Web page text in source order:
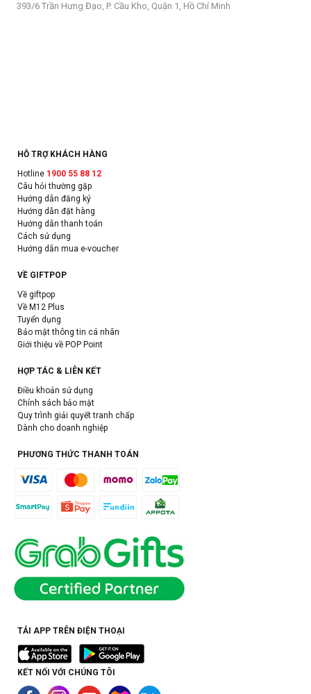
393/6 Trần Hưng Đạo, P. Cầu Kho, Quận 1, Hồ Chí Minh
HỖ TRỢ KHÁCH HÀNG
Hotline 1900 55 88 12
Câu hỏi thường gặp
Hướng dẫn đăng ký
Hướng dẫn đặt hàng
Hướng dẫn thanh toán
Cách sử dụng
Hướng dẫn mua e-voucher
VỀ GIFTPOP
Về giftpop
Về M12 Plus
Tuyển dụng
Bảo mật thông tin cá nhân
Giới thiệu về POP Point
HỢP TÁC & LIÊN KẾT
Điều khoản sử dụng
Chính sách bảo mật
Quy trình giải quyết tranh chấp
Dành cho doanh nghiệp
PHƯƠNG THỨC THANH TOÁN
TẢI APP TRÊN ĐIỆN THOẠI
KẾT NỐI VỚI CHÚNG TÔI